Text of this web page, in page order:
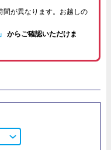
が異なります。お越しの
からご確認いただけま